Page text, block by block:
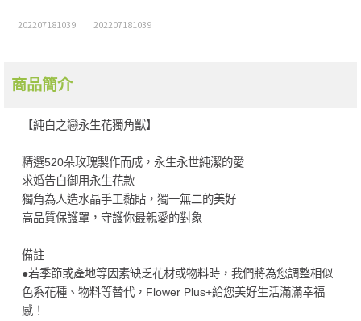
202207181039 202207181039
商品簡介
【純白之戀永生花獨角獸】
精選520朵玫瑰製作而成，永生永世純潔的愛
求婚告白御用永生花款
獨角為人造水晶手工黏貼，獨一無二的美好
高品質保護罩，守護你最親愛的對象
備註
●若季節或產地等因素缺乏花材或物料時，我們將為您調整相似
色系花種、物料等替代，Flower Plus+給您美好生活滿滿幸福
感！